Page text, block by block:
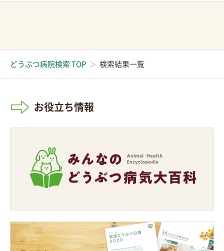
どうぶつ病院検索 TOP 検索結果一覧
お役立ち情報